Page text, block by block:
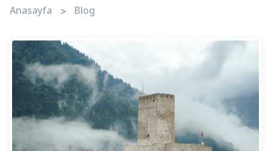
Anasayfa Blog